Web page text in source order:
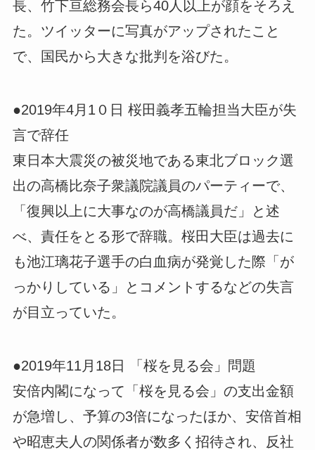
長、竹下亘総務会長ら40人以上が顔をそろえ
た。ツイッターに写真がアップされたこと
で、国民から大きな批判を浴びた。
●2019年4月1０日 桜田義孝五輪担当大臣が失
言で辞任
東日本大震災の被災地である東北ブロック選
出の高橋比奈子衆議院議員のパーティーで、
「復興以上に大事なのが高橋議員だ」と述
べ、責任をとる形で辞職。桜田大臣は過去に
も池江璃花子選手の白血病が発覚した際「が
っかりしている」とコメントするなどの失言
が目立っていた。
●2019年11月18日 「桜を見る会」問題
安倍内閣になって「桜を見る会」の支出金額
が急増し、予算の3倍になったほか、安倍首相
や昭恵夫人の関係者が数多く招待され、反社